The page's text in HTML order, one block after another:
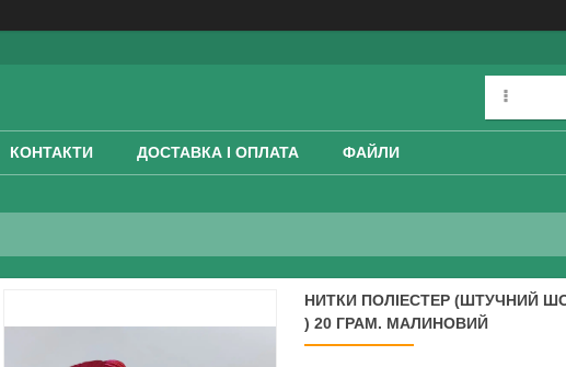
КОНТАКТИ ДОСТАВКА І ОПЛАТА ФАЙЛИ
НИТКИ ПОЛІЕСТЕР (ШТУЧНИЙ
) 20 ГРАМ. МАЛИНОВИЙ